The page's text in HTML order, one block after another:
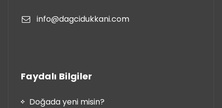
info@dagcidukkani.com
Faydalı Bilgiler
Doğada yeni misin?